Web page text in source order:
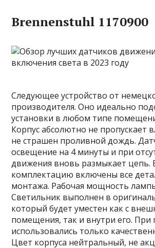
Brennenstuhl 1170900
Следующее устройство от
производителя. Оно идеально
установки в любом типе
Корпус абсолютно не пропускает
не страшен проливной дождь.
освещение на 4 минуты и при
движения вновь размыкает цепь.
комплектацию включены все
монтажа. Рабочая мощность
Светильник выполнен в
который будет уместен как с
помещения, так и внутри его. При
использовались только
Цвет корпуса нейтральный, не